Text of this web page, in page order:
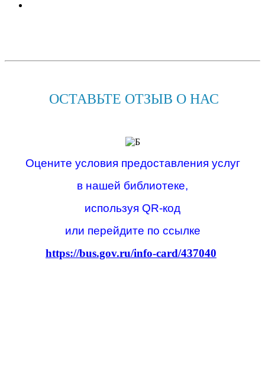
ОСТАВЬТЕ ОТЗЫВ О НАС
Оцените условия предоставления услуг
в нашей библиотеке,
используя QR-код
или перейдите по ссылке
https://bus.gov.ru/info-card/437040